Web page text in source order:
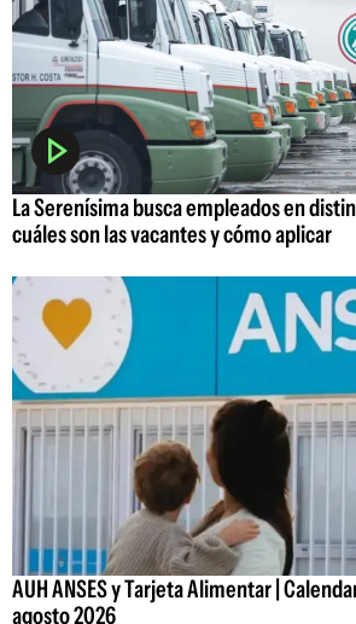
La Serenísima busca empleados en
cuáles son las vacantes y cómo aplicar
AUH ANSES y Tarjeta Alimentar |
agosto 2026